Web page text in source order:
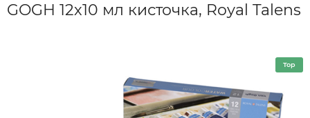
GOGH 12х10 мл кисточка, Royal Talens
Top